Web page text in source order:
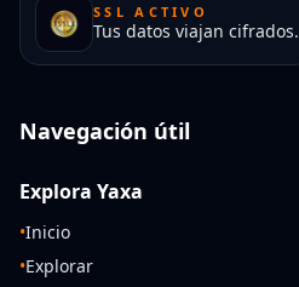
SSL ACTIVO
Tus datos viajan cifrados.
Navegación útil
Explora Yaxa
•Inicio
•Explorar